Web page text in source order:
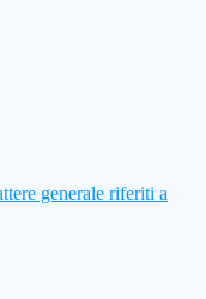
generale riferiti a